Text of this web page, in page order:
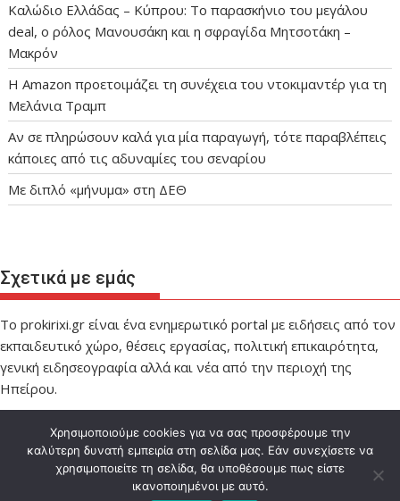
Καλώδιο Ελλάδας – Κύπρου: Το παρασκήνιο του μεγάλου
deal, ο ρόλος Μανουσάκη και η σφραγίδα Μητσοτάκη –
Μακρόν
Η Amazon προετοιμάζει τη συνέχεια του ντοκιμαντέρ για τη
Μελάνια Τραμπ
Αν σε πληρώσουν καλά για μία παραγωγή, τότε παραβλέπεις
κάποιες από τις αδυναμίες του σεναρίου
Με διπλό «μήνυμα» στη ΔΕΘ
Σχετικά με εμάς
Το prokirixi.gr είναι ένα ενημερωτικό portal με ειδήσεις από τον
εκπαιδευτικό χώρο, θέσεις εργασίας, πολιτική επικαιρότητα,
γενική ειδησεογραφία αλλά και νέα από την περιοχή της
Ηπείρου.
Designed by IMPEL
Χρησιμοποιούμε cookies για να σας προσφέρουμε την
καλύτερη δυνατή εμπειρία στη σελίδα μας. Εάν συνεχίσετε να
χρησιμοποιείτε τη σελίδα, θα υποθέσουμε πως είστε
ικανοποιημένοι με αυτό.